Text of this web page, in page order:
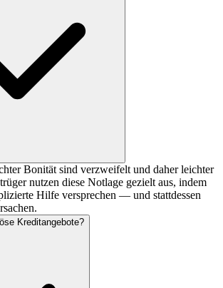
Bonität sind verzweifelt und daher leichter
nutzen diese Notlage gezielt aus, indem
Hilfe versprechen — und stattdessen
Kreditangebote?